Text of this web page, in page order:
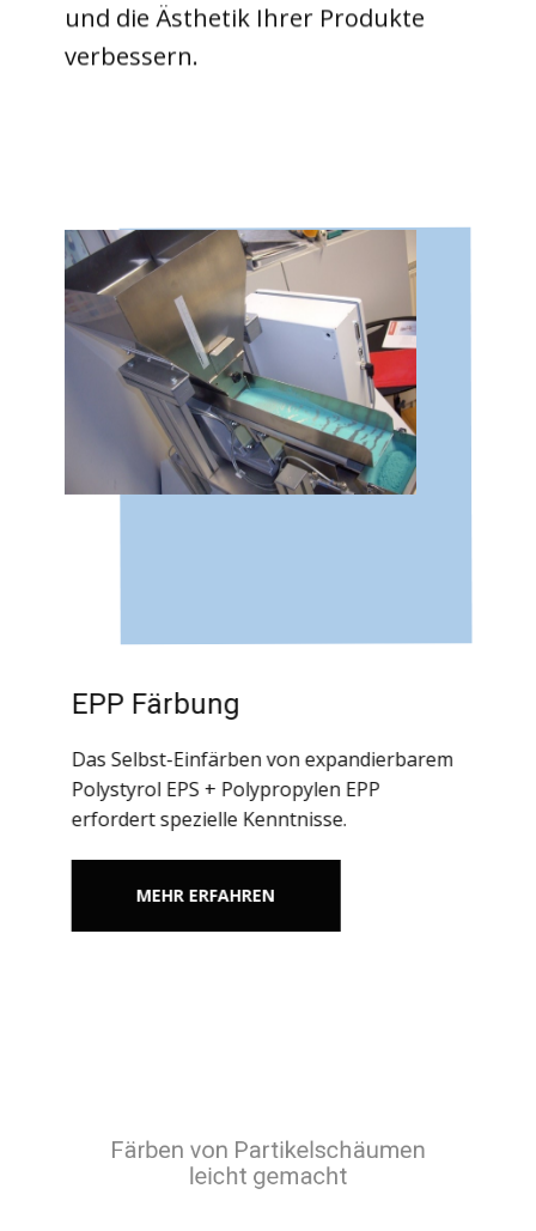
und die Ästhetik Ihrer Produkte
verbessern.
EPP Färbung
Das Selbst-Einfärben von expandierbarem
Polystyrol EPS + Polypropylen EPP
erfordert spezielle Kenntnisse.
MEHR ERFAHREN
Färben von Partikelschäumen
leicht gemacht